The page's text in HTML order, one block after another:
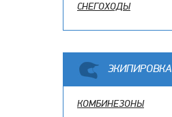
СНЕГОХОДЫ
ЭКИПИРОВКА
КОМБИНЕЗОНЫ